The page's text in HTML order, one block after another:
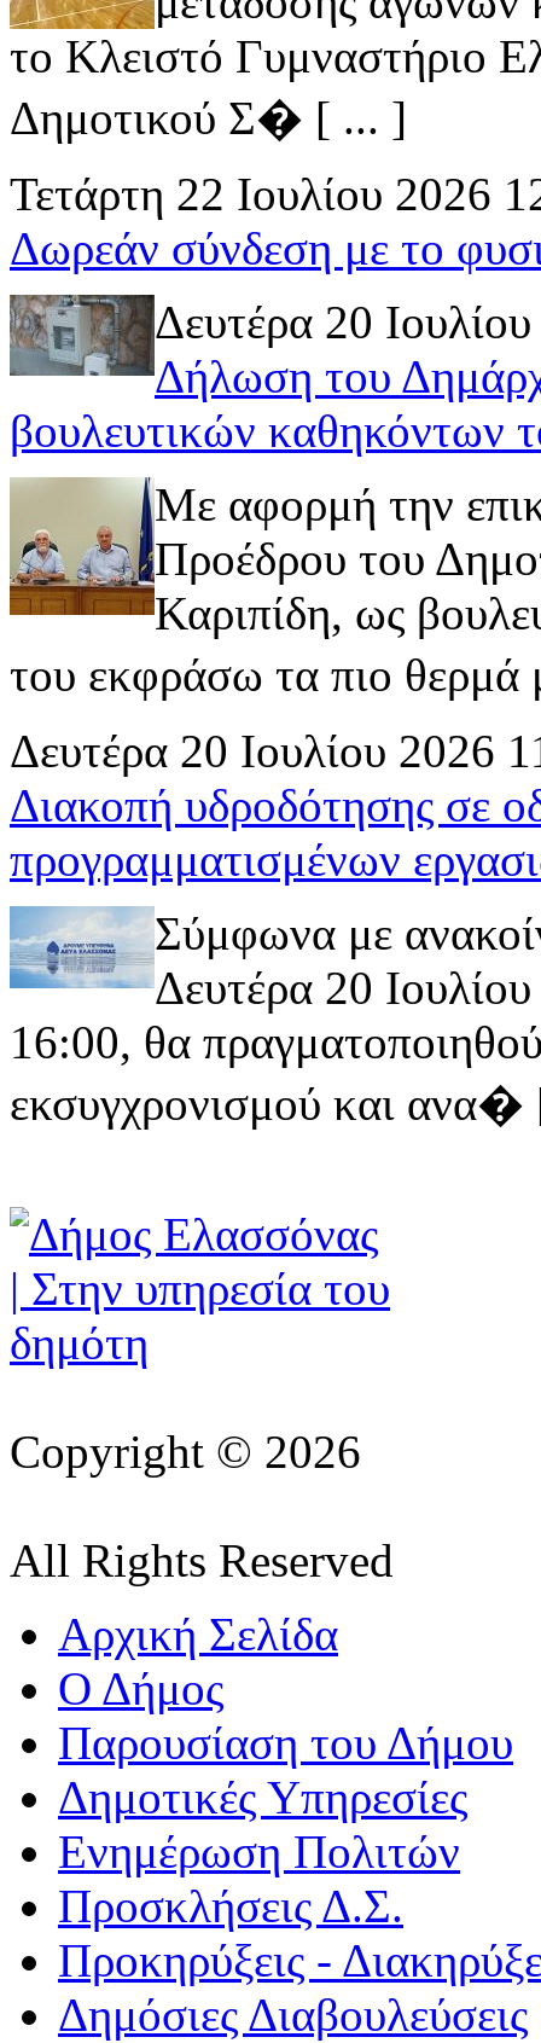
το Κλειστό Γυμναστήριο
Δημοτικού Σ� [ ... ]
Τετάρτη 22 Ιουλίου 2026
Δωρεάν σύνδεση με το
Δευτέρα 20
Δήλωση του
βουλευτικών καθηκόντων
Με αφορμή την
Προέδρου του
Καριπίδη, ως
του εκφράσω τα πιο
Δευτέρα 20 Ιουλίου 2026
Διακοπή υδροδότησης σε
προγραμματισμένων
Σύμφωνα με
Δευτέρα 20
16:00, θα
εκσυγχρονισμού και
Copyright © 2026
All Rights Reserved
Αρχική Σελίδα
Ο Δήμος
Παρουσίαση του Δήμου
Δημοτικές Υπηρεσίες
Ενημέρωση Πολιτών
Προσκλήσεις Δ.Σ.
Προκηρύξεις -
Δημόσιες Διαβουλεύσεις